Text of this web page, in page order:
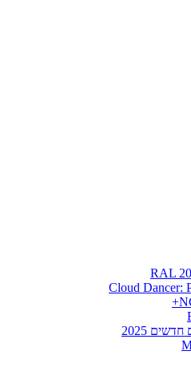
RAL
Cloud Dancer: